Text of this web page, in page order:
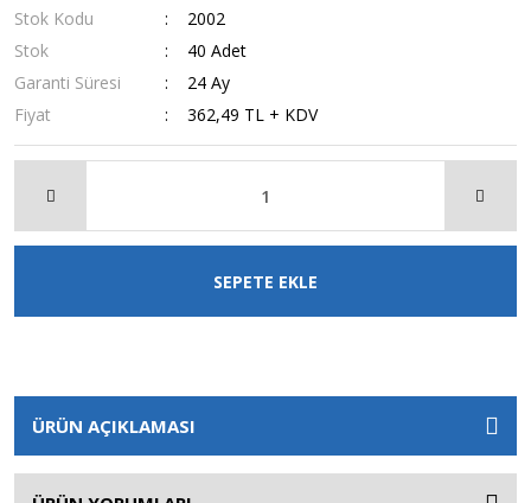
Stok Kodu
2002
Stok
40 Adet
Garanti Süresi
24 Ay
Fiyat
362,49 TL + KDV
SEPETE EKLE
ÜRÜN AÇIKLAMASI